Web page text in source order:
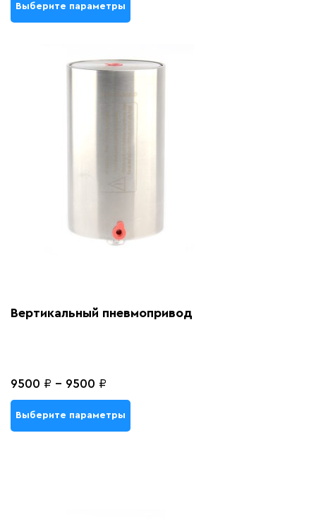
Выберите параметры
Вертикальный пневмопривод
9500 ₽ - 9500 ₽
Выберите параметры